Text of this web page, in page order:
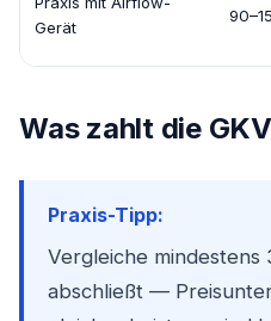
Gerät
Was zahlt die
Praxis-Tipp:
Vergleiche mindestens
abschließt —